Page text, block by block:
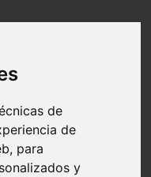
de
de
para
y